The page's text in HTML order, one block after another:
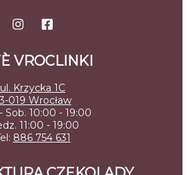
VROCLINKI
ul. Krzycka 1C
019 Wrocław
Sob. 10:00 - 19:00
11:00 - 19:00
886 754 631